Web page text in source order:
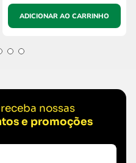
ADICIONAR AO CARRINHO
nossas
e promoções